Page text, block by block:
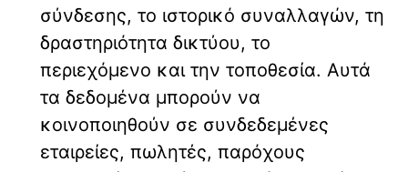
σύνδεσης, το ιστορικό συναλλαγών, τη
δραστηριότητα δικτύου, το
περιεχόμενο και την τοποθεσία. Αυτά
τα δεδομένα μπορούν να
κοινοποιηθούν σε συνδεδεμένες
εταιρείες, πωλητές, παρόχους